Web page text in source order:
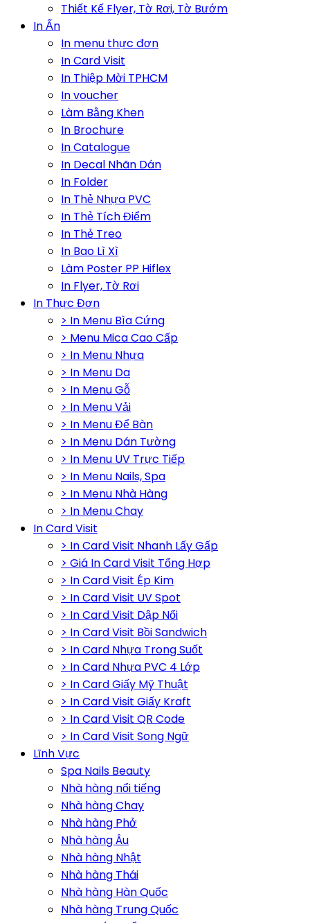
Thiết Kế Flyer, Tờ Rơi, Tờ Bướm
In Ấn
In menu thực đơn
In Card Visit
In Thiệp Mời TPHCM
In voucher
Làm Bằng Khen
In Brochure
In Catalogue
In Decal Nhãn Dán
In Folder
In Thẻ Nhựa PVC
In Thẻ Tích Điểm
In Thẻ Treo
In Bao Lì Xì
Làm Poster PP Hiflex
In Flyer, Tờ Rơi
In Thực Đơn
> In Menu Bìa Cứng
> Menu Mica Cao Cấp
> In Menu Nhựa
> In Menu Da
> In Menu Gỗ
> In Menu Vải
> In Menu Để Bàn
> In Menu Dán Tường
> In Menu UV Trực Tiếp
> In Menu Nails, Spa
> In Menu Nhà Hàng
> In Menu Chay
In Card Visit
> In Card Visit Nhanh Lấy Gấp
> Giá In Card Visit Tổng Hợp
> In Card Visit Ép Kim
> In Card Visit UV Spot
> In Card Visit Dập Nổi
> In Card Visit Bồi Sandwich
> In Card Nhựa Trong Suốt
> In Card Nhựa PVC 4 Lớp
> In Card Giấy Mỹ Thuật
> In Card Visit Giấy Kraft
> In Card Visit QR Code
> In Card Visit Song Ngữ
Lĩnh Vực
Spa Nails Beauty
Nhà hàng nổi tiếng
Nhà hàng Chay
Nhà hàng Phở
Nhà hàng Âu
Nhà hàng Nhật
Nhà hàng Thái
Nhà hàng Hàn Quốc
Nhà hàng Trung Quốc